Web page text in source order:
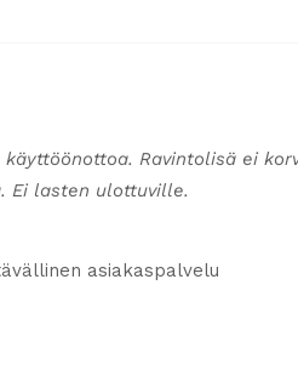
Ravintolisä ei
Ei lasten ulottuville.
asiakaspalvelu